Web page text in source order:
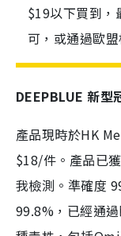
$19以下買到，
可，或通過歐
DEEPBLUE 新型
產品現時於HK
$18/件。產品已
我檢測。準確度
99.8%，已經通